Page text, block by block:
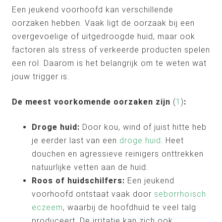
Een jeukend voorhoofd kan verschillende
oorzaken hebben. Vaak ligt de oorzaak bij een
overgevoelige of uitgedroogde huid, maar ook
factoren als stress of verkeerde producten spelen
een rol. Daarom is het belangrijk om te weten wat
jouw trigger is.
De meest voorkomende oorzaken zijn (1 ):
Droge huid: Door kou, wind of juist hitte heb
je eerder last van een droge huid. Heet
douchen en agressieve reinigers onttrekken
natuurlijke vetten aan de huid.
Roos of huidschilfers: Een jeukend
voorhoofd ontstaat vaak door seborrhoïsch
eczeem, waarbij de hoofdhuid te veel talg